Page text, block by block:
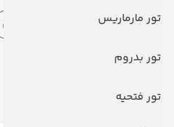
تور مارماریس
تور بدروم
تور فتحیه
امکانات هتل
امکانات ورزشی
رستوران
آسانسور